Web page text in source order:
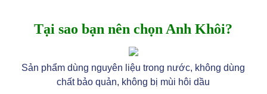
Tại sao bạn nên chọn Anh Khôi?
Sản phẩm dùng nguyên liệu trong nước, không dùng
chất bảo quản, không bị mùi hôi dầu